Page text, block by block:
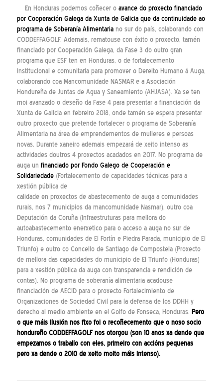
En Honduras podemos coñecer o avance do proxecto financiado
por Cooperación Galega da Xunta de Galicia que da continuidade ao
programa de Soberanía Alimentariano sur do país, colaborando con
CODDEFFAGOLF. Ademais, rematouse con éxito o proxecto, tamén
financiado por Cooperación Galega, da Fase 3 do outro gran
programa que ESF ten en Honduras, o de fortalecemento
institucional e comunitaria para promover o Dereito Humano á Auga,
colaborando coa Mancomunidade NASMAR e a Asociación
Hondureña de Juntas de Agua y Saneamiento (AHJASA). Xa se ten
moi avanzado o deseño da Fase 4 para presentar a financiación da
Xunta de Galicia en febreiro 2018, onde tamén se espera presentar
outro proxecto que pretende fortalecer o programa de Soberanía
Alimentaria na área de emprendementos de mulleres e persoas
novas. Durante xaneiro ademais empezará de xeito intenso as
actividades doutros 4 proxectos acadados en 2017. No programa de
auga un financiado por Fondo Galego de Cooperación e
Solidariedade(Fortalecemento de capacidades técnicas para a
xestión pública de
calidade en proxectos de abastecemento de auga a comunidades
rurais, nos 7 municipios da mancomunidade Nasmar), outro coa
Deputación da Coruña (Infraestruturas para mellora do
autoabastecemento enerxetico para o acceso a auga no sur de
Honduras, comunidades de El Fortín e Piedra Parada, municipio de El
Triunfo) e outro co Concello de Santiago de Compostela (Proxecto
de mellora das capacidades do municipio de El Triunfo (Honduras)
para a xestión pública da auga con transparencia e rendición de
contas). No programa de soberanía alimentaria acadouse
financiación de AECID para o proxecto Fortalecimiento de
Organizaciones de Sociedad Civil para la defensa de los DDHH y
derecho al medio ambiente en el Golfo de Fonseca, Honduras. Pero
o que máis ilusión nos fixo foi o recoñecemento que o noso socio
hondureño CODDEFFAGOLF nos otorgou(son 10 anos xa dende que
empezamos o traballo con eles, primeiro con accións pequenas
pero xa dende o 2010 de xeito moito máis intenso).